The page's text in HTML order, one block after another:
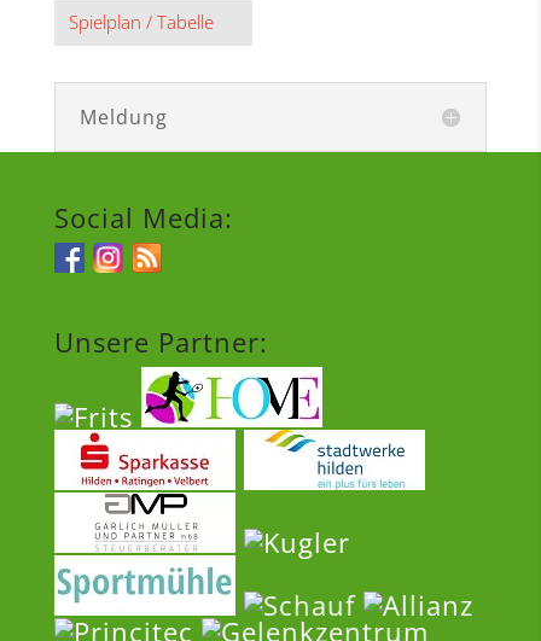
Spielplan / Tabelle
Meldung
Social Media:
Unsere Partner: